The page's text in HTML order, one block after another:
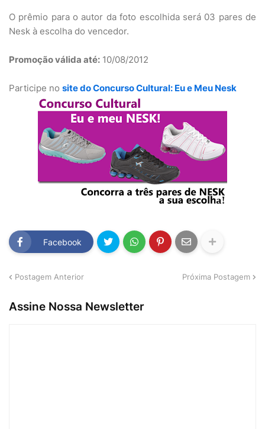
O prêmio para o autor da foto escolhida será 03 pares de
Nesk à escolha do vencedor.
Promoção válida até: 10/08/2012
Participe no site do Concurso Cultural: Eu e Meu Nesk
Facebook
Postagem Anterior Próxima Postagem
Assine Nossa Newsletter